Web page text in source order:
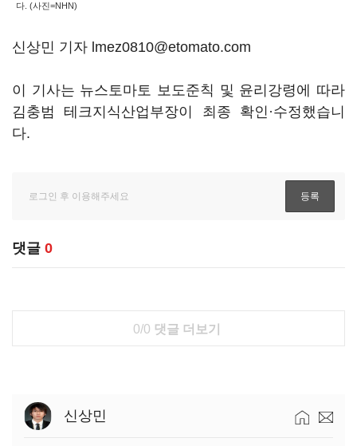
다. (사진=NHN)
신상민 기자 lmez0810@etomato.com
이 기사는 뉴스토마토 보도준칙 및 윤리강령에 따라
김충범 테크지식산업부장이 최종 확인·수정했습니
다.
댓글 0
0/0 댓글 더보기
신상민